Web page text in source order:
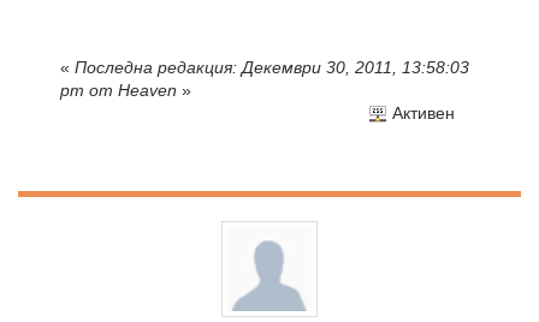
« Последна редакция: Декември 30, 2011, 13:58:03
pm от Heaven »
Активен